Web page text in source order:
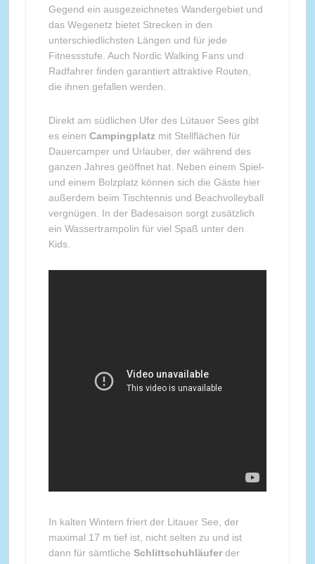
Gegend ein ausgezeichnetes Wandergebiet und
das Wegenetz bietet Strecken in den
unterschiedlichsten Längen und für jede
Fitnessstufe. Auch Nordic Walking Fans und
Radfahrer finden garantiert attraktive Routen,
die ihnen gefallen werden.
Direkt am südlichen Ufer des Lütauer Sees gibt
es einen Campingplatz mit Stellflächen für
Dauercamper und Urlauber, der während des
ganzen Jahres geöffnet hat. Neben einem Spiel-
und einem Bolzplatz können sich die Gäste hier
außerdem beim Tischtennis und Beachvolleyball
vergnügen. In der Badesaison sorgt zusätzlich
ein Wassertrampolin für viel Spaß unter den
Kids.
In kalten Wintern friert der Litauer See, der
maximal 17 m tief ist, nicht selten zu und ist
dann für sämtliche Schlittschuhläuferder